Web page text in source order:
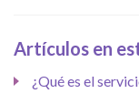
Artículos en
¿Qué es el